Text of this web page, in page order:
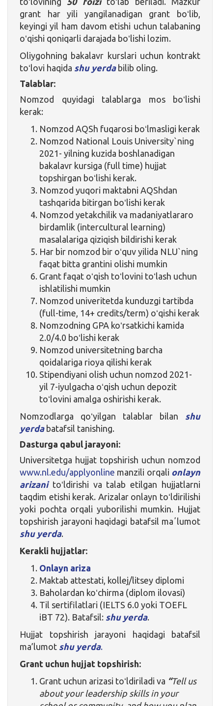
grant har yili yangilanadigan grant boʻlib,
keyingi yil ham davom etishi uchun talabaning
oʻqishi qoniqarli darajada boʻlishi lozim.
Oliygohning bakalavr kurslari uchun kontrakt
toʻlovi haqida shu yerdabilib oling.
Talablar:
Nomzod quyidagi talablarga mos boʻlishi
kerak:
Nomzod AQSh fuqarosi boʻlmasligi kerak
Nomzod National Louis University`ning
2021- yilning kuzida boshlanadigan
bakalavr kursiga (full time) hujjat
topshirgan boʻlishi kerak.
Nomzod yuqori maktabni AQShdan
tashqarida bitirgan boʻlishi kerak
Nomzod yetakchilik va madaniyatlararo
birdamlik (intercultural learning)
masalalariga qiziqish bildirishi kerak
Har bir nomzod bir oʻquv yilida NLU`ning
faqat bitta grantini olishi mumkin
Grant faqat oʻqish toʻlovini toʻlash uchun
ishlatilishi mumkin
Nomzod univeritetda kunduzgi tartibda
(full-time, 14+ credits/term) oʻqishi kerak
Nomzodning GPA koʻrsatkichi kamida
2.0/4.0 boʻlishi kerak
Nomzod universitetning barcha
qoidalariga rioya qilishi kerak
Stipendiyani olish uchun nomzod 2021-
yil 7-iyulgacha oʻqish uchun depozit
toʻlovini amalga oshirishi kerak.
Nomzodlarga qoʻyilgan talablar bilan shu
yerdabatafsil tanishing.
Dasturga qabul jarayoni:
Universitetga hujjat topshirish uchun nomzod
www.nl.edu/applyonline manzili orqali onlayn
arizanitoʻldirishi va talab etilgan hujjatlarni
taqdim etishi kerak. Arizalar onlayn toʻldirilishi
yoki pochta orqali yuborilishi mumkin. Hujjat
topshirish jarayoni haqidagi batafsil maʼlumot
shu yerda.
Kerakli hujjatlar:
Onlayn ariza
Maktab attestati, kollej/litsey diplomi
Baholardan koʻchirma (diplom ilovasi)
Til sertifilatlari (IELTS 6.0 yoki TOEFL
iBT 72). Batafsil: shu yerda.
Hujjat topshirish jarayoni haqidagi batafsil
ma’lumot shu yerda.
Grant uchun hujjat topshirish:
Grant uchun arizasi toʻldiriladi va “Tell us
about your leadership skills in your